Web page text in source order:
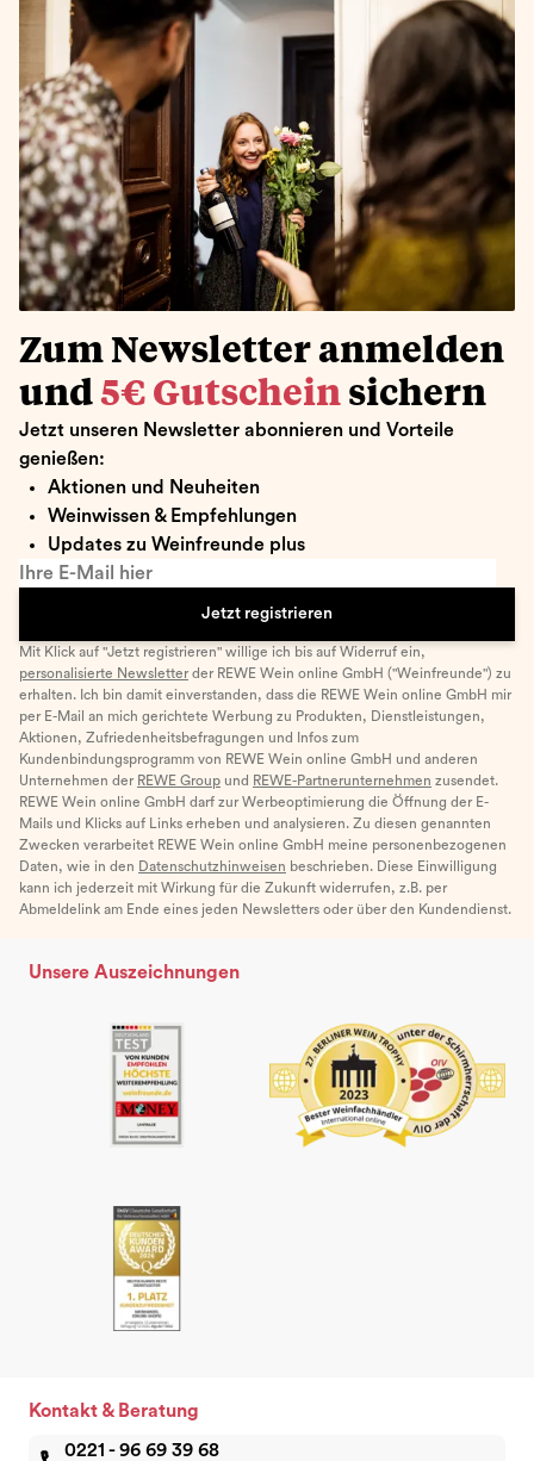
Zum Newsletter anmelden
und 5€ Gutschein sichern
Jetzt unseren Newsletter abonnieren und Vorteile
genießen:
Aktionen und Neuheiten
Weinwissen & Empfehlungen
Updates zu Weinfreunde plus
Ihre E-Mail hier
Jetzt registrieren
Mit Klick auf "Jetzt registrieren" willige ich bis auf Widerruf ein,
personalisierte Newsletter der REWE Wein online GmbH ("Weinfreunde") zu
erhalten. Ich bin damit einverstanden, dass die REWE Wein online GmbH mir
per E-Mail an mich gerichtete Werbung zu Produkten, Dienstleistungen,
Aktionen, Zufriedenheitsbefragungen und Infos zum
Kundenbindungsprogramm von REWE Wein online GmbH und anderen
Unternehmen der REWE Group und REWE-Partnerunternehmen zusendet.
REWE Wein online GmbH darf zur Werbeoptimierung die Öffnung der E-
Mails und Klicks auf Links erheben und analysieren. Zu diesen genannten
Zwecken verarbeitet REWE Wein online GmbH meine personenbezogenen
Daten, wie in den Datenschutzhinweisen beschrieben. Diese Einwilligung
kann ich jederzeit mit Wirkung für die Zukunft widerrufen, z.B. per
Abmeldelink am Ende eines jeden Newsletters oder über den Kundendienst.
Unsere Auszeichnungen
Kontakt & Beratung
0221 - 96 69 39 68